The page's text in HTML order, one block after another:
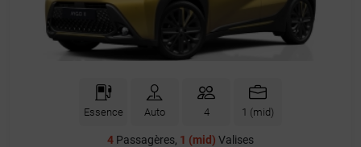
Essence Auto 4 1 (mid)
4 Passagères, 1 (mid) Valises